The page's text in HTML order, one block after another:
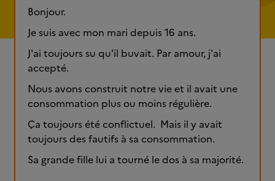
Bonjour.
Je suis avec mon mari depuis 16 ans.
J'ai toujours su qu'il buvait. Par amour, j'ai
accepté.
Nous avons construit notre vie et il avait une
consommation plus ou moins régulière.
Ça toujours été conflictuel. Mais il y avait
toujours des fautifs à sa consommation.
Sa grande fille lui a tourné le dos à sa majorité.